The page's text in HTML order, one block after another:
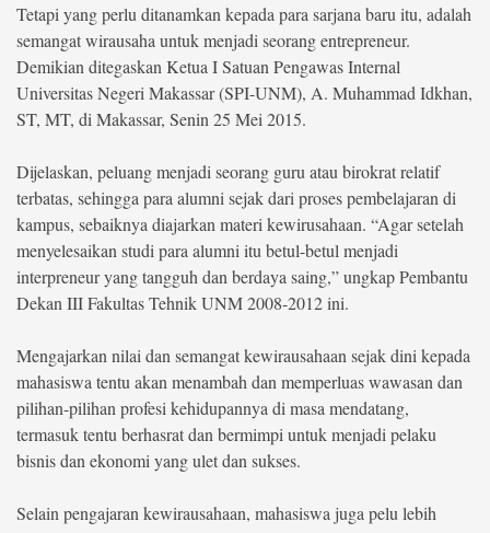
Sport
Life Style
Profil
Opini
More
Disclaimer
Tetapi yang perlu ditanamkan kepada para sarjana baru itu, adalah
semangat wirausaha untuk menjadi seorang entrepreneur.
Demikian ditegaskan Ketua I Satuan Pengawas Internal
Universitas Negeri Makassar (SPI-UNM), A. Muhammad Idkhan,
ST, MT, di Makassar, Senin 25 Mei 2015.
Dijelaskan, peluang menjadi seorang guru atau birokrat relatif
terbatas, sehingga para alumni sejak dari proses pembelajaran di
kampus, sebaiknya diajarkan materi kewirusahaan. “Agar setelah
menyelesaikan studi para alumni itu betul-betul menjadi
interpreneur yang tangguh dan berdaya saing,” ungkap Pembantu
Dekan III Fakultas Tehnik UNM 2008-2012 ini.
Mengajarkan nilai dan semangat kewirausahaan sejak dini kepada
mahasiswa tentu akan menambah dan memperluas wawasan dan
pilihan-pilihan profesi kehidupannya di masa mendatang,
termasuk tentu berhasrat dan bermimpi untuk menjadi pelaku
bisnis dan ekonomi yang ulet dan sukses.
Selain pengajaran kewirausahaan, mahasiswa juga pelu lebih